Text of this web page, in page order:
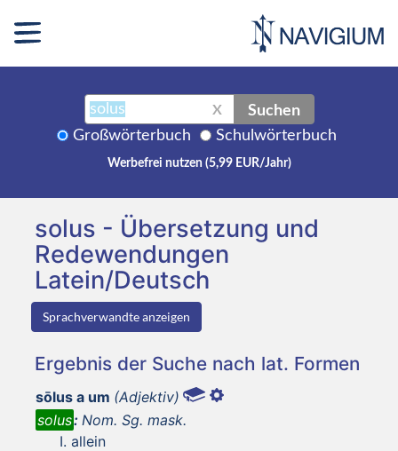
X Suchen
Großwörterbuch Schulwörterbuch
Werbefrei nutzen (5,99 EUR/Jahr)
solus - Übersetzung und
Redewendungen
Latein/Deutsch
Sprachverwandte anzeigen
Ergebnis der Suche nach lat. Formen
sōlus a um (Adjektiv)
solus: Nom. Sg. mask.
allein